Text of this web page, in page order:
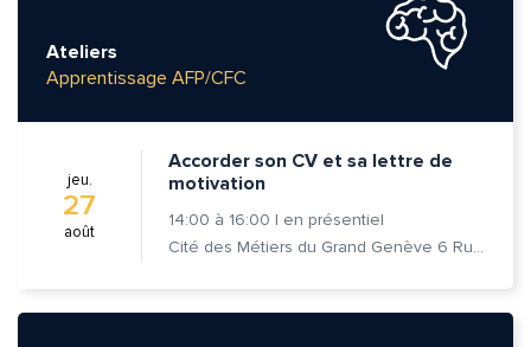
Ateliers
Apprentissage AFP/CFC
jeu.
27
août
Accorder son CV et sa lettre de
motivation
14:00 à 16:00 | en présentiel
Cité des Métiers du Grand Genève 6 Rue Prévost-Martin 1205 Genève